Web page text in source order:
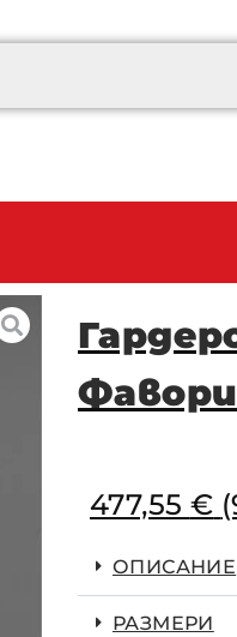
477,55 €
ОПИСАНИЕ
РАЗМЕРИ